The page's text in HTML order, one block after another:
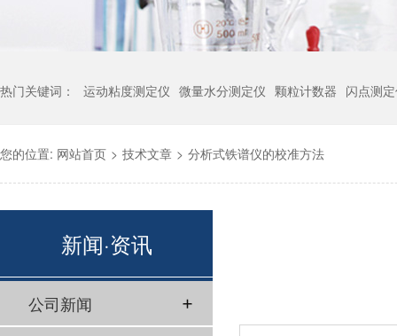
热门关键词： 运动粘度测定仪 微量水分测定仪 颗粒计数器 闪点测
您的位置: 网站首页 > 技术文章 > 分析式铁谱仪的校准方法
新闻·资讯
公司新闻